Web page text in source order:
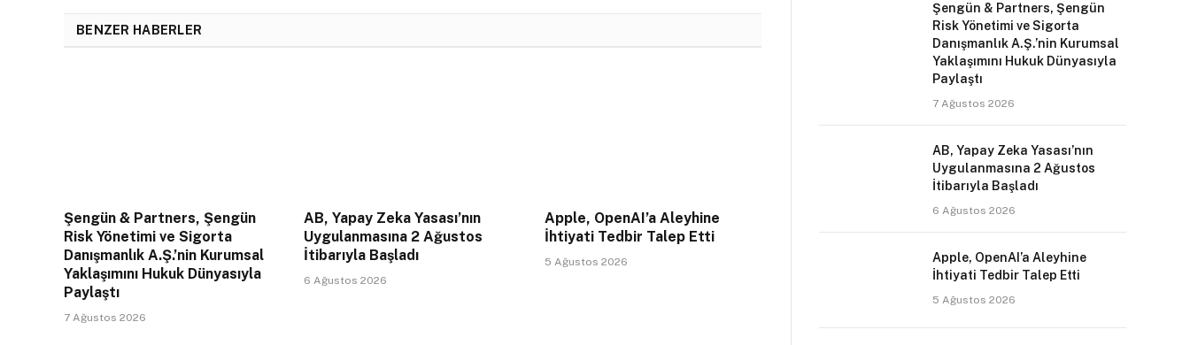
BENZER HABERLER
Şengün & Partners, Şengün
Risk Yönetimi ve Sigorta
Danışmanlık A.Ş.’nin Kurumsal
Yaklaşımını Hukuk Dünyasıyla
Paylaştı
7 Ağustos 2026
AB, Yapay Zeka Yasası’nın
Uygulanmasına 2 Ağustos
İtibarıyla Başladı
6 Ağustos 2026
Apple, OpenAI’a Aleyhine
İhtiyati Tedbir Talep Etti
5 Ağustos 2026
Şengün & Partners, Şengün
Risk Yönetimi ve Sigorta
Danışmanlık A.Ş.’nin Kurumsal
Yaklaşımını Hukuk Dünyasıyla
Paylaştı
7 Ağustos 2026
AB, Yapay Zeka Yasası’nın
Uygulanmasına 2 Ağustos
İtibarıyla Başladı
6 Ağustos 2026
Apple, OpenAI’a Aleyhine
İhtiyati Tedbir Talep Etti
5 Ağustos 2026